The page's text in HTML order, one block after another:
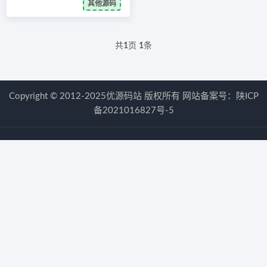
其他源码
共1 页 1条
Copyright © 2012-2025优源码站 版权所有 网站备案号：
陕ICP
备2021016827号-5